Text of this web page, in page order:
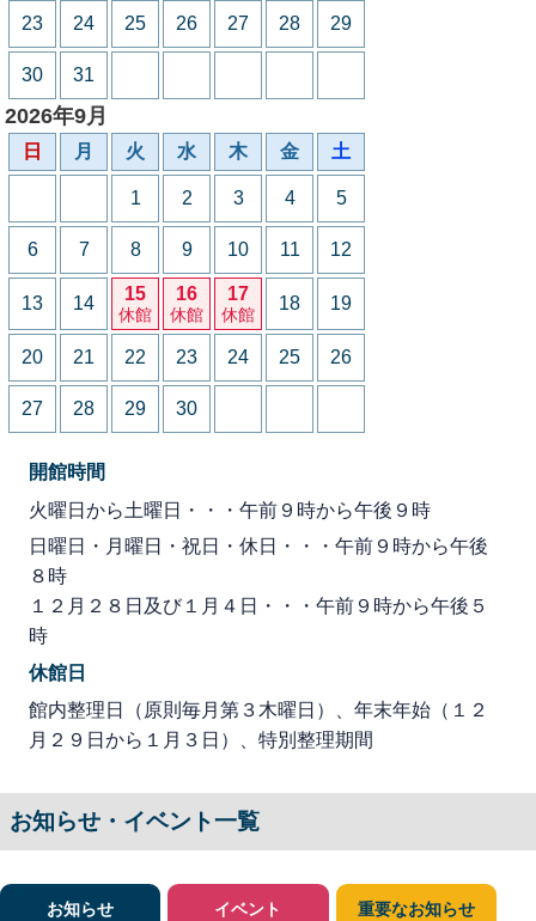
23 24 25 26 27 28 29
30 31
2026年9月
日 月 火 水 木 金 土
1 2 3 4 5
6 7 8 9 10 11 12
13 14 15
休館
16
休館
17
休館
18 19
20 21 22 23 24 25 26
27 28 29 30
開館時間
火曜日から土曜日・・・午前９時から午後９時
日曜日・月曜日・祝日・休日・・・午前９時から午後
８時
１２月２８日及び１月４日・・・午前９時から午後５
時
休館日
館内整理日（原則毎月第３木曜日）、年末年始（１２
月２９日から１月３日）、特別整理期間
お知らせ・イベント一覧
お知らせ イベント 重要なお知らせ